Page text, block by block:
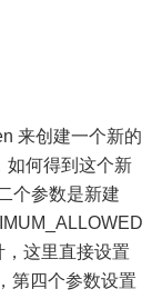
来创建一个新的
如何得到这个新
个参数是新建
这里直接设置
第四个参数设置